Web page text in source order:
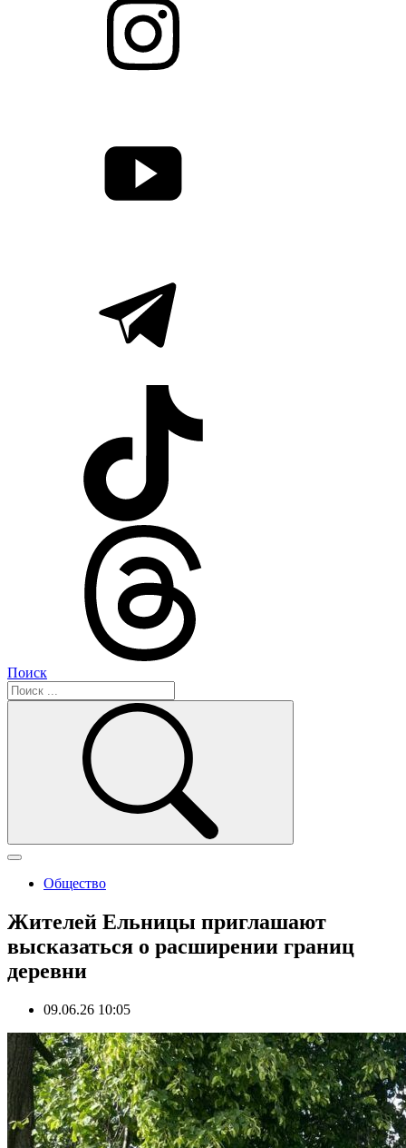
Поиск
Общество
Жителей Ельницы приглашают
высказаться о расширении границ
деревни
09.06.26 10:05